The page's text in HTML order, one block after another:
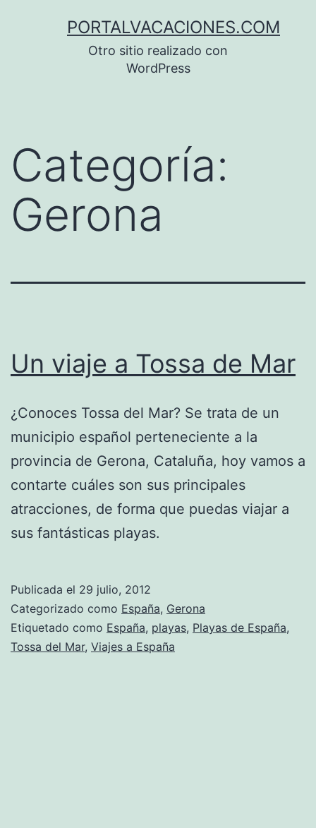
PORTALVACACIONES.COM
Otro sitio realizado con
WordPress
Categoría:
Gerona
Un viaje a Tossa de Mar
¿Conoces Tossa del Mar? Se trata de un
municipio español perteneciente a la
provincia de Gerona, Cataluña, hoy vamos a
contarte cuáles son sus principales
atracciones, de forma que puedas viajar a
sus fantásticas playas.
Publicada el 29 julio, 2012
Categorizado como España, Gerona
Etiquetado como España, playas, Playas de España,
Tossa del Mar, Viajes a España